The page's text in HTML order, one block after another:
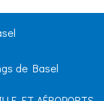
de Basel